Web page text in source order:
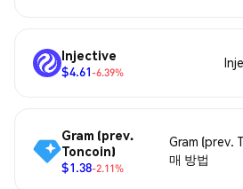
Injective
$4.61-6.39%
Gram (prev.
Toncoin)
$1.38-2.11%
Gram (prev.
매 방법